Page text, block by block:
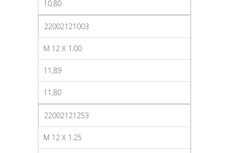
10,80
22002121003
M 12 X 1.00
11,89
11,80
22002121253
M 12 X 1.25